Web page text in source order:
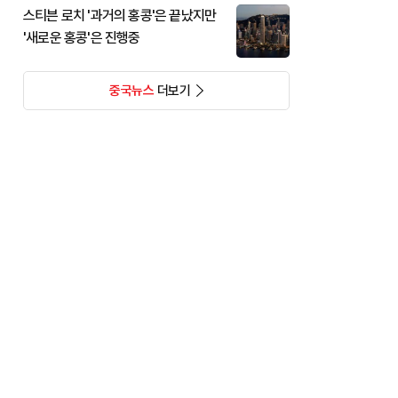
스티븐 로치 '과거의 홍콩'은 끝났지만
'새로운 홍콩'은 진행중
중국뉴스더보기